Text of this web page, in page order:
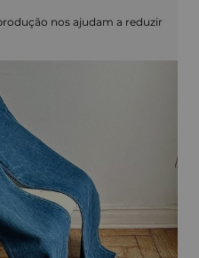
nos ajudam a reduzir